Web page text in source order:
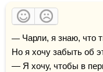
— Чарли, я знаю, что ты знаешь, что мне нравится Крэйг.
Но я хочу забыть об
— Я хочу, чтобы в